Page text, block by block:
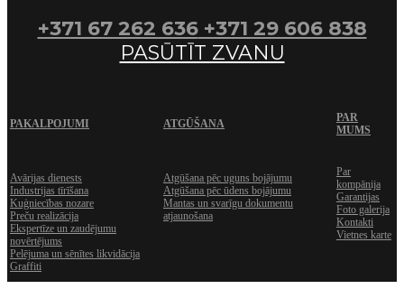
+371 67 262 636+371 29 606 838
PASŪTĪT ZVANU
PAKALPOJUMI ATGŪŠANA
PAR
MUMS
Avārijas dienests
Industrijas tīrīšana
Kuģniecības nozare
Preču realizācija
Ekspertīze un zaudējumu
novērtējums
Pelējuma un sēnītes likvidācija
Graffiti
Atgūšana pēc uguns bojājumu
Atgūšana pēc ūdens bojājumu
Mantas un svarīgu dokumentu
atjaunošana
Par
kompānija
Garantijas
Foto galerija
Kontakti
Vietnes karte